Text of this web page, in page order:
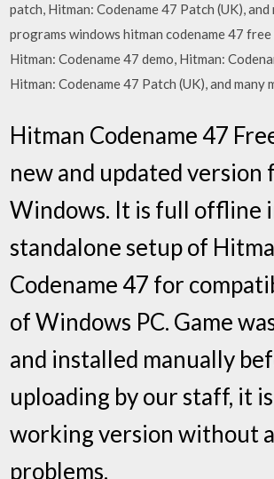
patch, Hitman: Codename 47 Patch (UK), and
programs windows hitman codename 47
Hitman: Codename 47 demo, Hitman:
Hitman: Codename 47 Patch (UK), and many
Hitman Codename 47
new and updated version
Windows. It is full offline
standalone setup of
Codename 47 for
of Windows PC. Game
and installed manually
uploading by our staff, it
working version without
problems.